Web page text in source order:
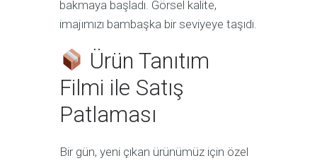
bakmaya başladı. Görsel kalite,
imajımızı bambaşka bir seviyeye taşıdı.
Ürün Tanıtım
Filmi ile Satış
Patlaması
Bir gün, yeni çıkan ürünümüz için özel